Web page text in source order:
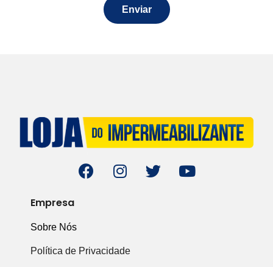
Enviar
Empresa
Sobre Nós
Política de Privacidade